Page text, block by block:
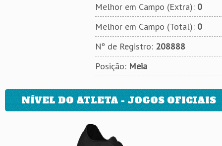
Melhor em Campo (Extra): 0
Melhor em Campo (Total): 0
Nº de Registro: 208888
Posição: Meia
NÍVEL DO ATLETA - JOGOS OFICIAIS